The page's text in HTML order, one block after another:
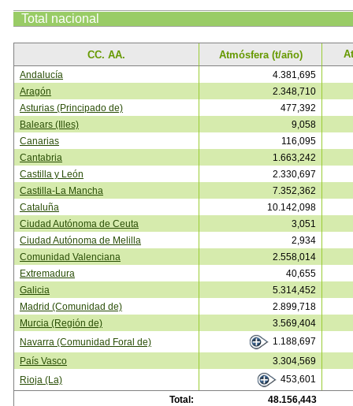
Total nacional
CC. AA. Atmósfera (t/año)
Total: 48.156,443
Andalucía
4.381,695
Aragón
2.348,710
Asturias (Principado de)
477,392
Balears (Illes)
9,058
Canarias
116,095
Cantabria
1.663,242
Castilla y León
2.330,697
Castilla-La Mancha
7.352,362
Cataluña
10.142,098
Ciudad Autónoma de Ceuta
3,051
Ciudad Autónoma de Melilla
2,934
Comunidad Valenciana
2.558,014
Extremadura
40,655
Galicia
5.314,452
Madrid (Comunidad de)
2.899,718
Murcia (Región de)
3.569,404
Navarra (Comunidad Foral de)
1.188,697
País Vasco
3.304,569
Rioja (La)
453,601